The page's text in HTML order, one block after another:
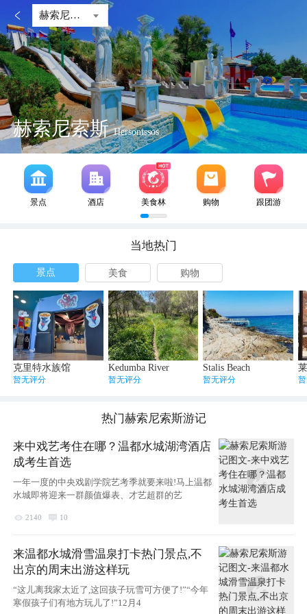
 赫索尼索斯
赫索尼索斯Hersonissos
景点 酒店 美食林 购物 跟团游
当地热门
景点 美食 购物
克里特水族馆
暂无评分
Kedumba River
暂无评分
Stalis Beach
暂无评分
热门赫索尼索斯游记
来中戏艺考住在哪？温都水城湖湾酒店
成考生首选
一年一度的中央戏剧学院艺考季就要来啦!马上温都
水城即将迎来一群颜值爆表、才艺超群的艺
 2140 10
来温都水城滑雪温泉打卡热门景点,不
出京的周末出游这样玩
“这儿离我家太近了,这回孩子玩雪可方便了!”“今年
寒假孩子们有地方玩儿了!”12月4